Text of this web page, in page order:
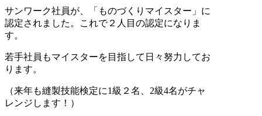
サンワーク社員が、「ものづくりマイスター」に
認定されました。これで２人目の認定になりま
す。
若手社員もマイスターを目指して日々努力してお
ります。
（来年も縫製技能検定に1級２名、2級4名がチャ
レンジします！）